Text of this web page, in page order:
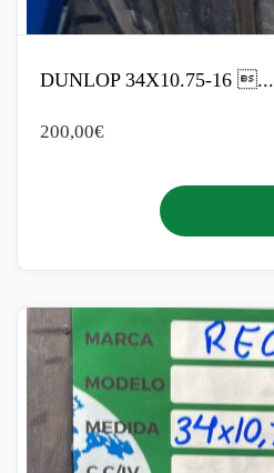
DUNLOP 34X10.75-16 ...
200,00€